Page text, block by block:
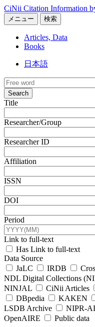
CiNii Citation Information
メニュー 検索
Articles, Data
Books
日本語
Search
Title
Researcher/Group
Researcher ID
Affiliation
ISSN
DOI
Period
Link to full-text
Has Link to full-text
Data Source
JaLC
IRDB
NDL Digital Collections
NINJAL
CiNii Articles
DBpedia
KAKEN
LSDB Archive
NIPR-
OpenAIRE
Public data